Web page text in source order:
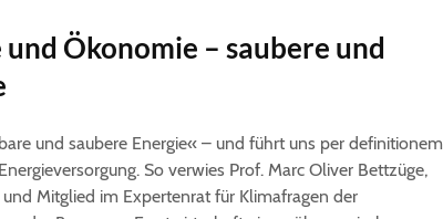
Ökonomie – saubere und
und saubere Energie« – und führt uns per definitionem
So verwies Prof. Marc Oliver Bettzüge,
Mitglied im Expertenrat für Klimafragen der